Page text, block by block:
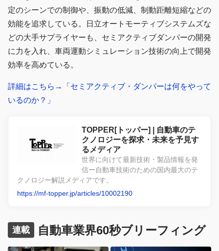
定のシーンでの制御や、振動の低減、制動距離短縮などの
効能を追求している。日立オートモーティブシステムズな
どの大手サプライヤーも、セミアクティブダンパーの開発
に力を入れ、車両運動シミュレーション技術の向上で開発
効率を高めている。
詳細はこちら→「セミアクティブ・ダンパーは何をやって
いるのか？」
TOPPER[トッパー] | 自動車のテ
クノロジーを探求・未来を予見す
るメディア
世界に向けて最新技術・製品情報を発
信ー自動車技術のための国内最大のテ
クノロジー解説メディアです。
https://mf-topper.jp/articles/10002190
連載 自動車業界60秒ブリーフィング